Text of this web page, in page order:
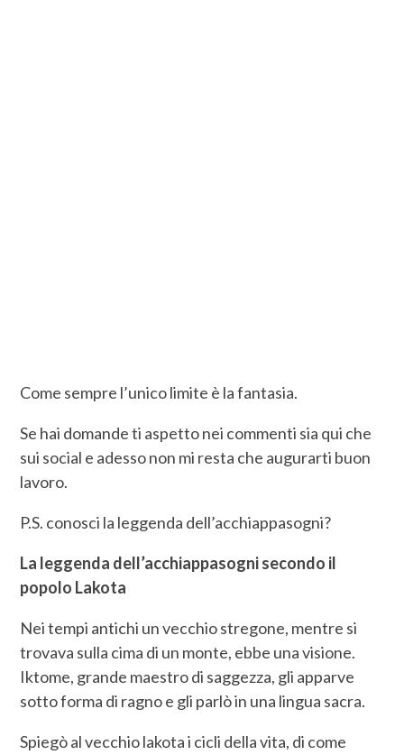
Come sempre l’unico limite è la fantasia.
Se hai domande ti aspetto nei commenti sia qui che
sui social e adesso non mi resta che augurarti buon
lavoro.
P.S. conosci la leggenda dell’acchiappasogni?
La leggenda dell’acchiappasogni secondo il
popolo Lakota
Nei tempi antichi un vecchio stregone, mentre si
trovava sulla cima di un monte, ebbe una visione.
Iktome, grande maestro di saggezza, gli apparve
sotto forma di ragno e gli parlò in una lingua sacra.
Spiegò al vecchio lakota i cicli della vita, di come